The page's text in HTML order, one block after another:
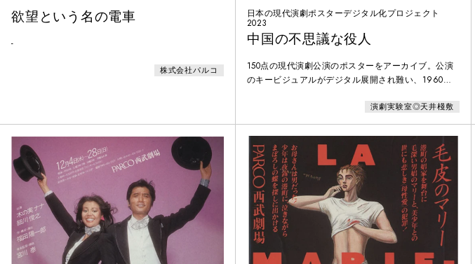
欲望という名の電車
-
株式会社パルコ
日本の現代演劇ポスターデジタル化プロジェクト
2023
中国の不思議な役人
150点の現代演劇公演のポスターをアーカイブ。公演
のキービジュアルがデジタル展開され難い、1960年
タル化。ポスターのセレクションは、1960年代以降
の舞台芸術系のポスターを収集・保存、これまでも研
究や数々の展覧会に協力する等、演劇公演のポスター
に造詣が深い、ポスターハリス・カンパニー社代表の
笹目浩之氏が担当。
演劇実験室◎天井棧敷